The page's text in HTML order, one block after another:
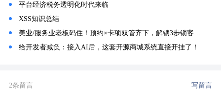
平台经济税务透明化时代来临
XSS知识总结
美业/服务业老板码住！预约×卡项双管齐下，解锁3步锁客法🔥
给开发者减负：接入AI后，这套开源商城系统直接开挂了！
2条留言 写留言